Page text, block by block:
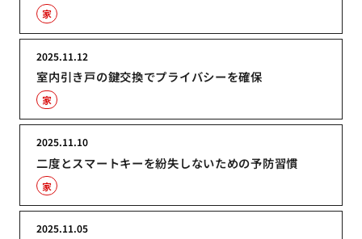
家
室内引き戸の鍵交換でプライバシーを確保
2025.11.12
家
二度とスマートキーを紛失しないための予防習慣
2025.11.10
家
2025.11.05